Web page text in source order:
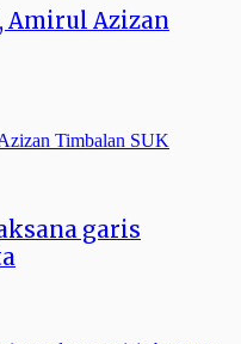
Amirul Azizan
garis